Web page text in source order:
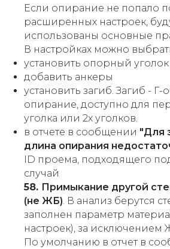
Если опирание не попало
расширенных настроек,
использованы основные
В настройках можно
установить опорный уголок
добавить анкеры
установить загиб. Загиб - Г-
опирание, доступно для
уголка или 2х уголков.
в отчете в сообщении "Для
длина опирания
ID проема, подходящего
случай
58. Примыкание другой
(не ЖБ) . В анализ берутся
заполнен параметр
настроек), за исключением
По умолчанию в отчет в